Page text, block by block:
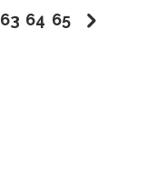
63 64 65